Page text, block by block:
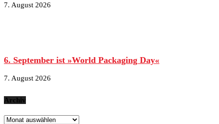
7. August 2026
6. September ist »World Packaging Day«
7. August 2026
Archiv
Archiv